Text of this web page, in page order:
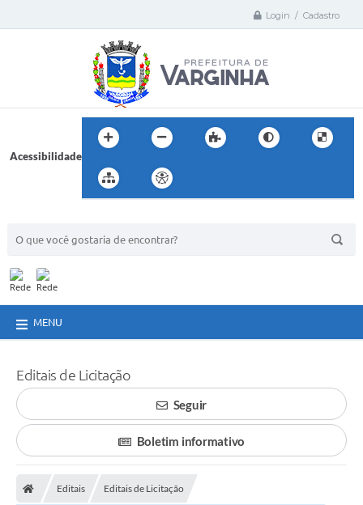
Login / Cadastro
Acessibilidade
MENU
Editais de Licitação
Seguir
Boletim informativo
Editais Editais de Licitação